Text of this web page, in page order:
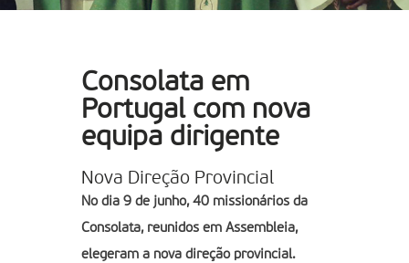
Consolata em
Portugal com nova
equipa dirigente
Nova Direção Provincial
No dia 9 de junho, 40 missionários da
Consolata, reunidos em Assembleia,
elegeram a nova direção provincial.